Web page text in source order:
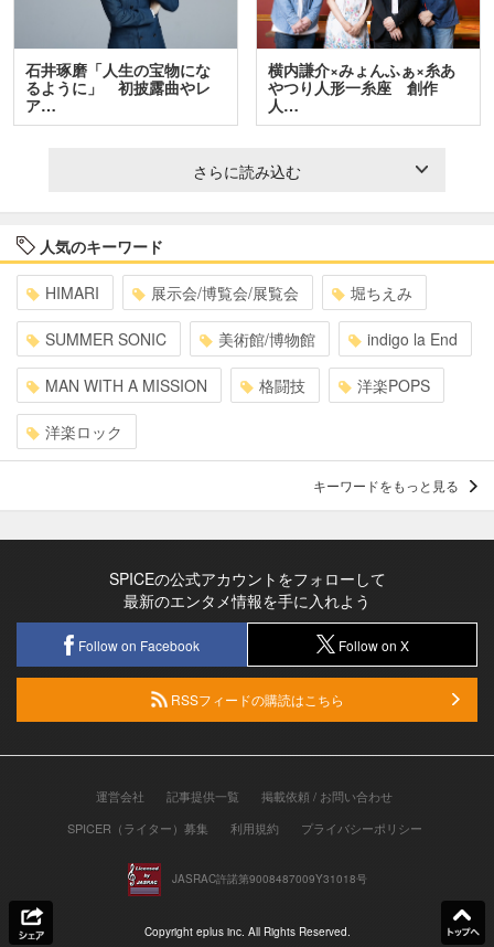
石井琢磨「人生の宝物にな
るように」 初披露曲やレ
ア…
横内謙介×みょんふぁ×糸あ
やつり人形一糸座 創作
人…
さらに読み込む
人気のキーワード
HIMARI 展示会/博覧会/展覧会 堀ちえみ
SUMMER SONIC 美術館/博物館 indigo la End
MAN WITH A MISSION 格闘技 洋楽POPS
洋楽ロック
キーワードをもっと見る
SPICEの公式アカウントをフォローして
最新のエンタメ情報を手に入れよう
Follow on Facebook Follow on X
RSSフィードの購読はこちら
運営会社 記事提供一覧
掲載依頼 / お問い合わせ
SPICER（ライター）募集
利用規約 プライバシーポリシー
JASRAC許諾第9008487009Y31018号
Copyright eplus inc. All Rights Reserved.